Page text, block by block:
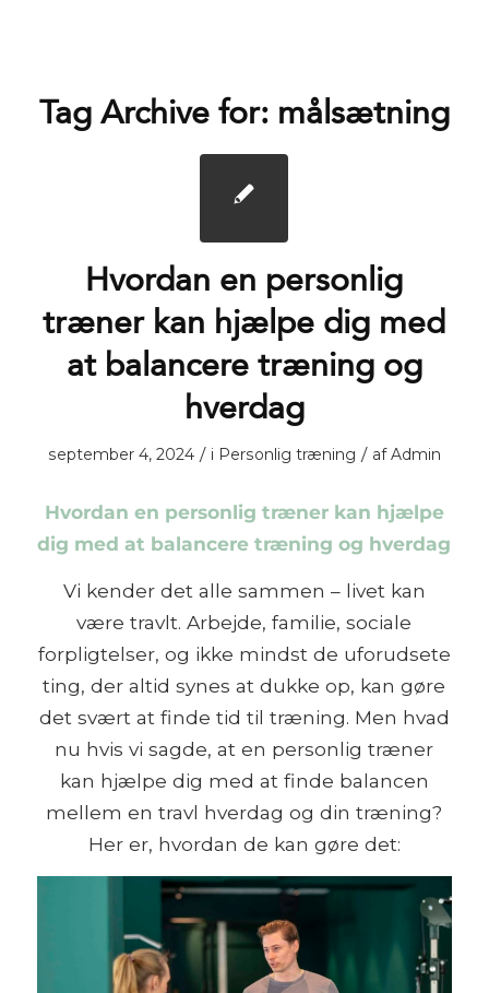
Tag Archive for: målsætning
Hvordan en personlig
træner kan hjælpe dig med
at balancere træning og
hverdag
september 4, 2024 / i Personlig træning / afAdmin
Hvordan en personlig træner kan hjælpe
dig med at balancere træning og hverdag
Vi kender det alle sammen – livet kan
være travlt. Arbejde, familie, sociale
forpligtelser, og ikke mindst de uforudsete
ting, der altid synes at dukke op, kan gøre
det svært at finde tid til træning. Men hvad
nu hvis vi sagde, at en personlig træner
kan hjælpe dig med at finde balancen
mellem en travl hverdag og din træning?
Her er, hvordan de kan gøre det: